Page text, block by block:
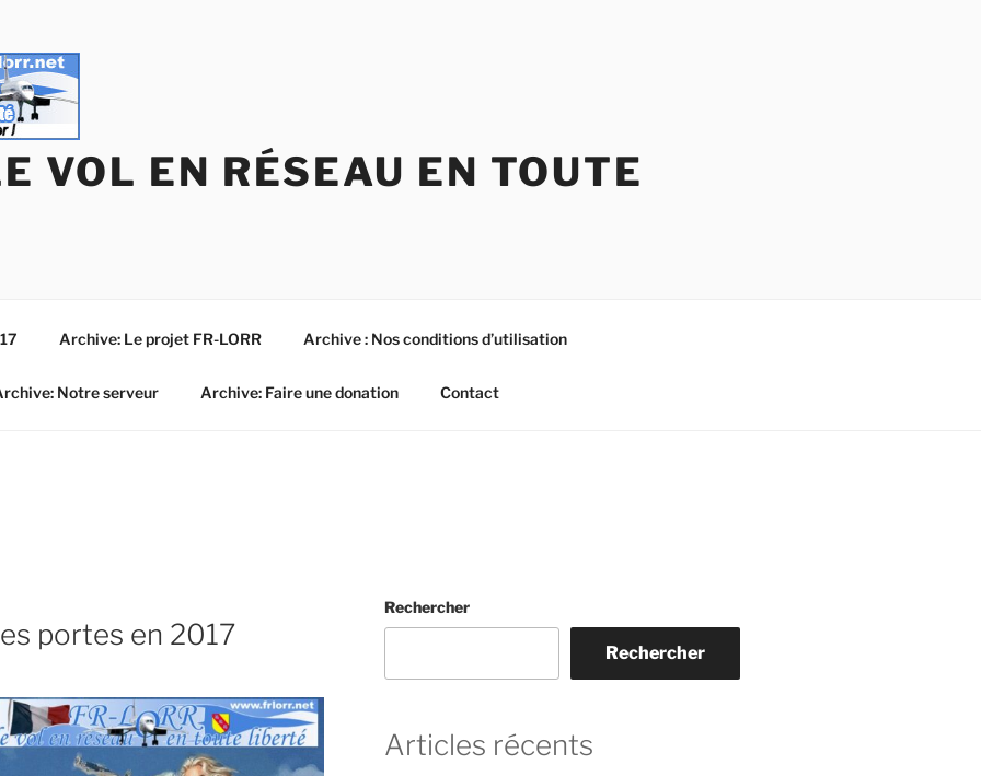
VOL EN RÉSEAU EN TOUTE
Archive: Le projet FR-LORR Archive : Nos conditions d’utilisation
Notre serveur Archive: Faire une donation Contact
portes en 2017
Rechercher
Rechercher
Articles récents